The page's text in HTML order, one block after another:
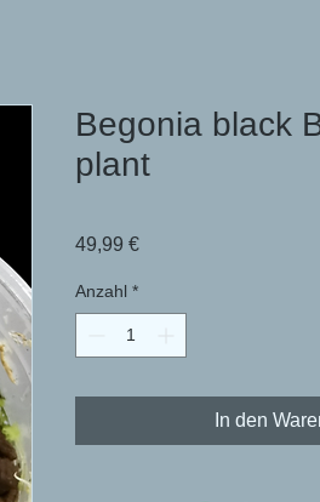
Begonia black
plant
49,99 €Preis
Anzahl *
In den